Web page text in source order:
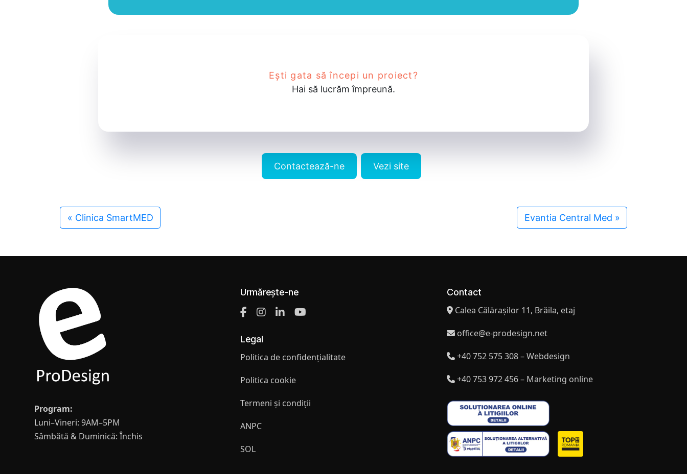
Ești gata să începi un proiect?
Hai să lucrăm împreună.
Contactează-ne Vezi site
« Clinica SmartMED Evantia Central Med »
Program:
Luni–Vineri: 9AM–5PM
Sâmbătă & Duminică: Închis
Urmărește-ne
Legal
Politica de confidențialitate
Politica cookie
Termeni și condiții
ANPC
SOL
Contact
Calea Călărașilor 11, Brăila, etaj
office@e-prodesign.net
+40 752 575 308 – Webdesign
+40 753 972 456 – Marketing online